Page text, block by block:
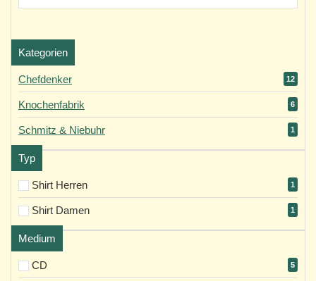
Kategorien
Chefdenker 12
Knochenfabrik 6
Schmitz & Niebuhr 1
Typ
Shirt Herren 1
Shirt Damen 1
Medium
CD 5